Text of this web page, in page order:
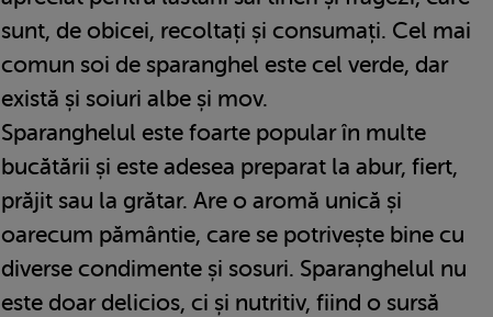
sunt, de obicei, recoltați și consumați. Cel mai
comun soi de sparanghel este cel verde, dar
există și soiuri albe și mov.
Sparanghelul este foarte popular în multe
bucătării și este adesea preparat la abur, fiert,
prăjit sau la grătar. Are o aromă unică și
oarecum pământie, care se potrivește bine cu
diverse condimente și sosuri. Sparanghelul nu
este doar delicios, ci și nutritiv, fiind o sursă